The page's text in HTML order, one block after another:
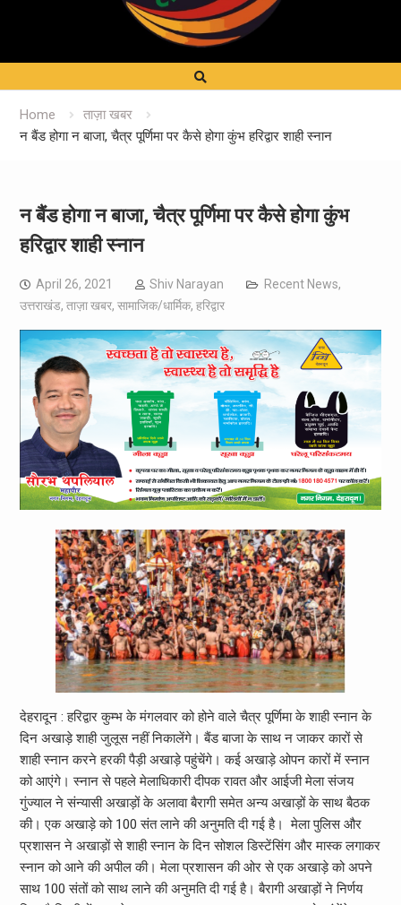
Home
ताज़ा खबर
न बैंड होगा न बाजा, चैत्र पूर्णिमा पर कैसे होगा कुंभ हरिद्वार शाही स्नान
न बैंड होगा न बाजा, चैत्र पूर्णिमा पर कैसे होगा कुंभ
हरिद्वार शाही स्नान
April 26, 2021 Shiv Narayan Recent News,
उत्तराखंड, ताज़ा खबर, सामाजिक/धार्मिक, हरिद्वार
देहरादून : हरिद्वार कुम्भ के मंगलवार को होने वाले चैत्र पूर्णिमा के शाही स्नान के
दिन अखाड़े शाही जुलूस नहीं निकालेंगे। बैंड बाजा के साथ न जाकर कारों से
शाही स्नान करने हरकी पैड़ी अखाड़े पहुंचेंगे। कई अखाड़े ओपन कारों में स्नान
को आएंगे। स्नान से पहले मेलाधिकारी दीपक रावत और आईजी मेला संजय
गुंज्याल ने संन्यासी अखाड़ों के अलावा बैरागी समेत अन्य अखाड़ों के साथ बैठक
की। एक अखाड़े को 100 संत लाने की अनुमति दी गई है। मेला पुलिस और
प्रशासन ने अखाड़ों से शाही स्नान के दिन सोशल डिस्टेंसिंग और मास्क लगाकर
स्नान को आने की अपील की। मेला प्रशासन की ओर से एक अखाड़े को अपने
साथ 100 संतों को साथ लाने की अनुमति दी गई है। बैरागी अखाड़ों ने निर्णय